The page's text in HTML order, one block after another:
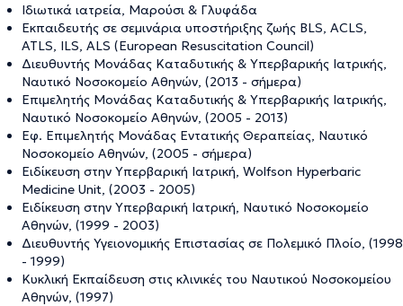
Ιδιωτικά ιατρεία, Μαρούσι & Γλυφάδα
Εκπαιδευτής σε σεμινάρια υποστήριξης ζωής BLS, ACLS,
ATLS, ILS, ALS (European Resuscitation Council)
Διευθυντής Μονάδας Καταδυτικής & Υπερβαρικής Ιατρικής,
Ναυτικό Νοσοκομείο Αθηνών, (2013 - σήμερα)
Επιμελητής Μονάδας Καταδυτικής & Υπερβαρικής Ιατρικής,
Ναυτικό Νοσοκομείο Αθηνών, (2005 - 2013)
Εφ. Επιμελητής Μονάδας Εντατικής Θεραπείας, Ναυτικό
Νοσοκομείο Αθηνών, (2005 - σήμερα)
Ειδίκευση στην Υπερβαρική Ιατρική, Wolfson Hyperbaric
Medicine Unit, (2003 - 2005)
Ειδίκευση στην Υπερβαρική Ιατρική, Ναυτικό Νοσοκομείο
Αθηνών, (1999 - 2003)
Διευθυντής Υγειονομικής Επιστασίας σε Πολεμικό Πλοίο, (1998
- 1999)
Κυκλική Εκπαίδευση στις κλινικές του Ναυτικού Νοσοκομείου
Αθηνών, (1997)